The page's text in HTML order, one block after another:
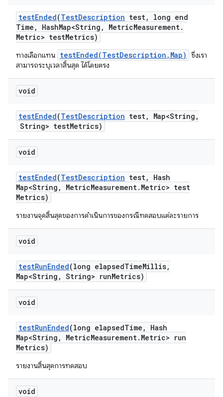
testEnded(TestDescription test,
long end
Time , HashMap<String , MetricMeasurement.
Metric> testMetrics)
ทางเลือกแทน testEnded(TestDescription,Map)
ซึ่งเรา
สามารถระบุเวลาสิ้นสุด ได้โดยตรง
void
testEnded(TestDescription test, Map<String ,
String> testMetrics)
void
testEnded(TestDescription test,
Hash
Map<String , MetricMeasurement. Metric> test
Metrics)
รายงานจุดสิ้นสุดของการดำเนินการของกรณีทดสอบแต่ละรายการ
void
testRunEnded(long elapsedTimeMillis,
Map<String , String> runMetrics)
void
testRunEnded(long elapsedTime ,
Hash
Map<String , MetricMeasurement. Metric> run
Metrics)
รายงานสิ้นสุดการทดสอบ
void